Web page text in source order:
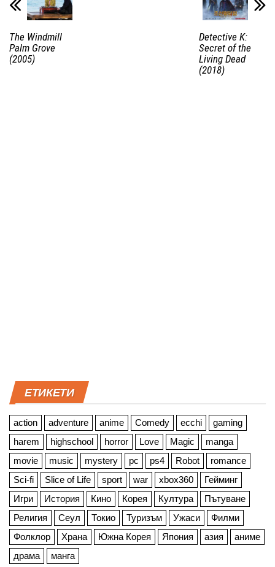
The Windmill
Palm Grove
(2005)
Detective K:
Secret of the
Living Dead
(2018)
ЕТИКЕТИ
action adventure anime Comedy ecchi
gaming
harem
highschool horror Love Magic
manga
movie
music mystery pc ps4 Robot
romance
Sci-fi
Slice of Life sport war xbox360
Гейминг
Игри
История Кино Корея Култура
Пътуване
Религия
Сеул Токио Туризъм Ужаси
Филми
Фолклор
Храна Южна Корея Япония азия
аниме
драма
манга